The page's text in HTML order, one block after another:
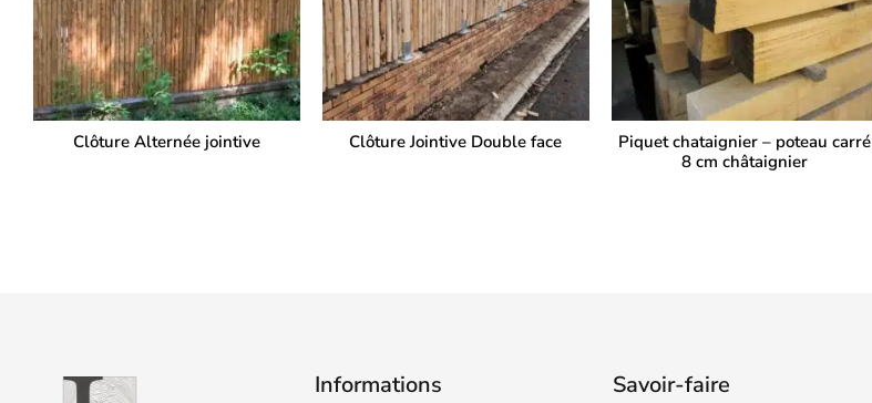
Clôture Alternée jointive Clôture Jointive Double face
Piquet chataignier – poteau carré
8 cm châtaignier
Informations Savoir-faire